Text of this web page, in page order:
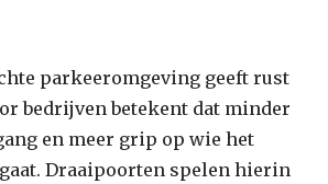
parkeeromgeving geeft rust
bedrijven betekent dat minder
en meer grip op wie het
Draaipoorten spelen hierin